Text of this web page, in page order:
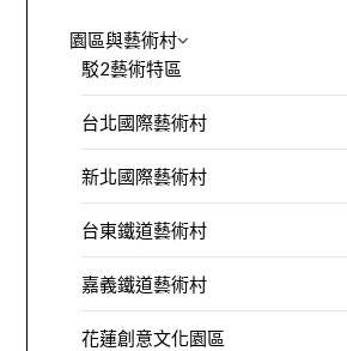
園區與藝術村
駁2藝術特區
台北國際藝術村
新北國際藝術村
台東鐵道藝術村
嘉義鐵道藝術村
花蓮創意文化園區